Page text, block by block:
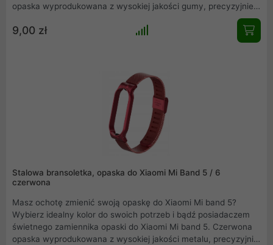
opaska wyprodukowana z wysokiej jakości gumy, precyzyjnie
Elegancka, łatwa w montażu i idealnie dopasowana do Mi band
9,00 zł
Stalowa bransoletka, opaska do Xiaomi Mi Band 5 / 6
czerwona
Masz ochotę zmienić swoją opaskę do Xiaomi Mi band 5?
Wybierz idealny kolor do swoich potrzeb i bądź posiadaczem
świetnego zamiennika opaski do Xiaomi Mi band 5. Czerwona
opaska wyprodukowana z wysokiej jakości metalu, precyzyjnie